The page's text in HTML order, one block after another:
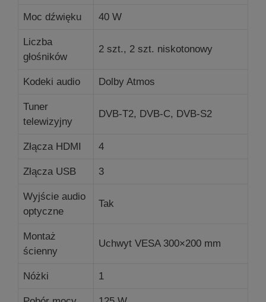
Moc dźwięku 40 W
Liczba
głośników
2 szt., 2 szt. niskotonowy
Kodeki audio Dolby Atmos
Tuner
telewizyjny
DVB-T2, DVB-C, DVB-S2
Złącza HDMI 4
Złącza USB 3
Wyjście audio
optyczne
Tak
Montaż
ścienny
Uchwyt VESA 300×200 mm
Nóżki 1